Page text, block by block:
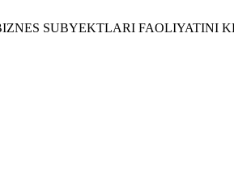
SUBYEKTLARI